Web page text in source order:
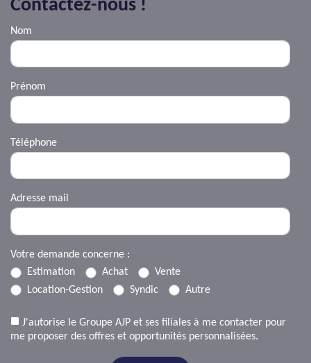
Contactez-nous !
Nom
Prénom
Téléphone
Adresse mail
Votre demande concerne :
Estimation
Achat
Vente
Location-Gestion
Syndic Autre
J'autorise le Groupe AJP et ses filiales à me contacter pour
me proposer des offres et opportunités personnalisées.